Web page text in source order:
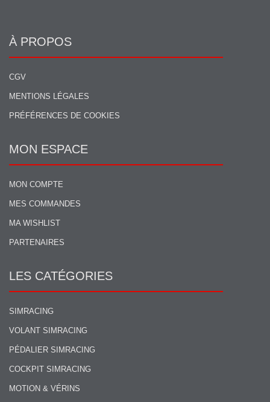
À PROPOS
CGV
MENTIONS LÉGALES
PRÉFÉRENCES DE COOKIES
MON ESPACE
MON COMPTE
MES COMMANDES
MA WISHLIST
PARTENAIRES
LES CATÉGORIES
SIMRACING
VOLANT SIMRACING
PÉDALIER SIMRACING
COCKPIT SIMRACING
MOTION & VÉRINS